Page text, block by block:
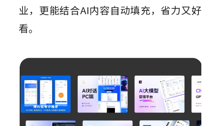
业，更能结合AI内容自动填充，省力又好
看。